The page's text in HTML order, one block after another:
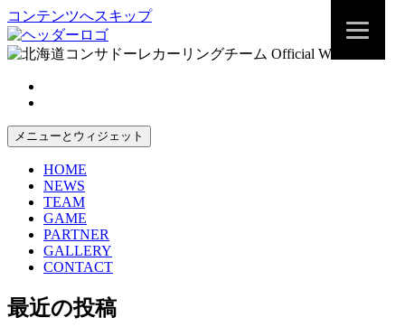
コンテンツへスキップ
メニューとウィジェット
HOME
NEWS
TEAM
GAME
PARTNER
GALLERY
CONTACT
最近の投稿